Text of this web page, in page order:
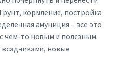
кормление, постройка
амуниция – все это
чем-то новым и полезным.
новые